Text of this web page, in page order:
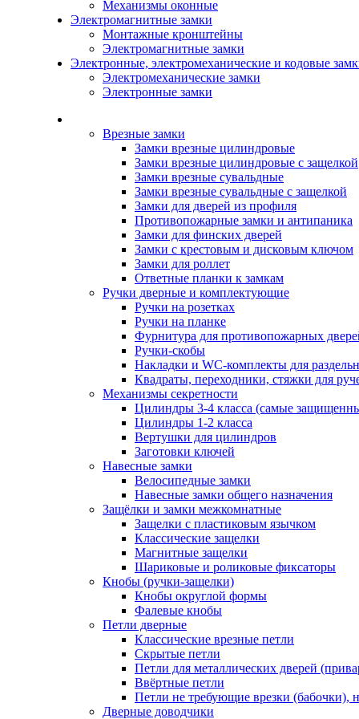
Механизмы оконные
Электромагнитные замки
Монтажные кронштейны
Электромагнитные замки
Электронные, электромеханические и кодовые
Электромеханические замки
Электронные замки
Врезные замки
Замки врезные цилиндровые
Замки врезные цилиндровые с защелкой
Замки врезные сувальдные
Замки врезные сувальдные с защелкой
Замки для дверей из профиля
Противопожарные замки и антипаника
Замки для финских дверей
Замки с крестовым и дисковым ключом
Замки для роллет
Ответные планки к замкам
Ручки дверные и комплектующие
Ручки на розетках
Ручки на планке
Фурнитура для противопожарных
Ручки-скобы
Накладки и WC-комплекты для
Квадраты, переходники, стяжки для
Механизмы секретности
Цилиндры 3-4 класса (самые
Цилиндры 1-2 класса
Вертушки для цилиндров
Заготовки ключей
Навесные замки
Велосипедные замки
Навесные замки общего назначения
Защёлки и замки межкомнатные
Защелки с пластиковым язычком
Классические защелки
Магнитные защелки
Шариковые и роликовые фиксаторы
Кнобы (ручки-защелки)
Кнобы округлой формы
Фалевые кнобы
Петли дверные
Классические врезные петли
Скрытые петли
Петли для металлических дверей
Ввёртные петли
Петли не требующие врезки (бабочки),
Дверные доводчики